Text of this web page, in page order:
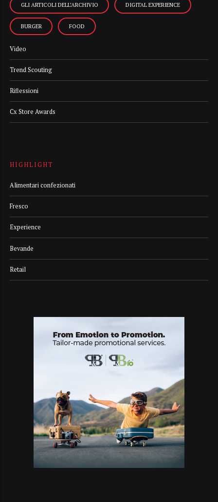
GLI ARTICOLI DELL’ARCHIVIO DIGITAL EXPERIENCE
BURGER FOOD
Video
Trend Scouting
Riflessioni
Cx Store Awards
HIGHLIGHT
Alimentari confezionati
Fresco
Experience
Bevande
Retail